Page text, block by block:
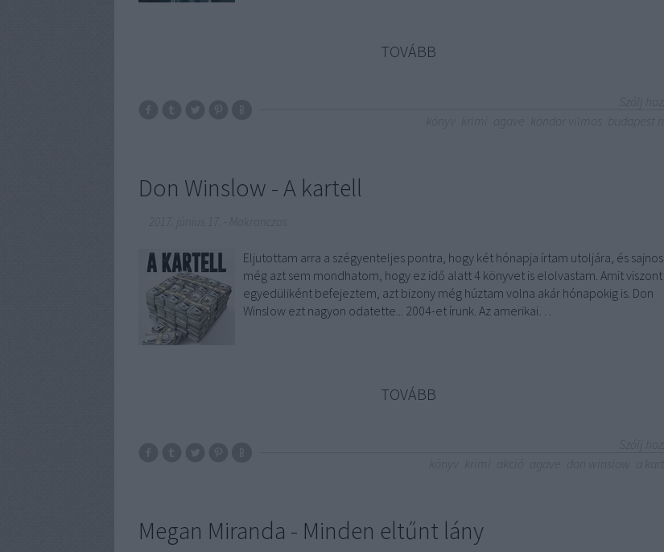
TOVÁBB
Don Winslow - A kartell
Makranczos
Eljutottam arra a szégyenteljes pontra, hogy két hónapja írtam utoljára, és sajnos
még azt sem mondhatom, hogy ez idő alatt 4 könyvet is elolvastam. Amit viszont
egyedüliként befejeztem, azt bizony még húztam volna akár hónapokig is. Don
Winslow ezt nagyon odatette... 2004-et ​írunk. Az amerikai…
TOVÁBB
Megan Miranda - Minden eltűnt lány